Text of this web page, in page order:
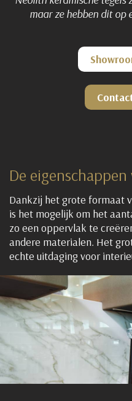
maar ze hebben dit op
De
Dankzij het grote formaat
is het mogelijk om het
zo een oppervlak te
andere materialen. Het
echte uitdaging voor